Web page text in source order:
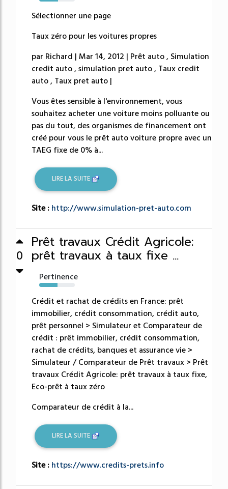
53%
Sélectionner une page
Taux zéro pour les voitures propres
par Richard | Mar 14, 2012 | Prêt auto , Simulation
credit auto , simulation pret auto , Taux credit
auto , Taux pret auto |
Vous êtes sensible à l'environnement, vous
souhaitez acheter une voiture moins polluante ou
pas du tout, des organismes de financement ont
créé pour vous le prêt auto voiture propre avec un
TAEG fixe de 0% à...
LIRE LA SUITE
Site : http://www.simulation-pret-auto.com
0
Prêt travaux Crédit Agricole:
prêt travaux à taux fixe ...
Pertinence
51%
Crédit et rachat de crédits en France: prêt
immobilier, crédit consommation, crédit auto,
prêt personnel > Simulateur et Comparateur de
crédit : prêt immobilier, crédit consommation,
rachat de crédits, banques et assurance vie >
Simulateur / Comparateur de Prêt travaux > Prêt
travaux Crédit Agricole: prêt travaux à taux fixe,
Eco-prêt à taux zéro
Comparateur de crédit à la...
LIRE LA SUITE
Site : https://www.credits-prets.info